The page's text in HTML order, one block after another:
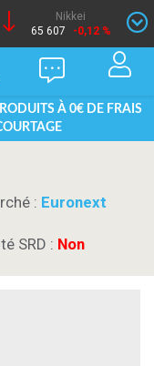
Nikkei
65 607
-0,12 %
À 0€ DE FRAIS
: Euronext
SRD : Non